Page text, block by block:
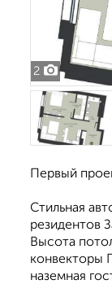
2
Первый
Стильная
резидентов
Высота
конвекторы
наземная